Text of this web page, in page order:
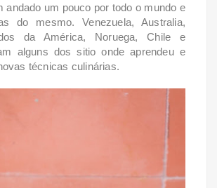
andado um pouco por todo o mundo e
do mesmo. Venezuela, Australia,
da América, Noruega, Chile e
alguns dos sitio onde aprendeu e
técnicas culinárias.